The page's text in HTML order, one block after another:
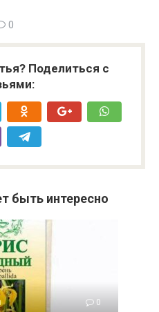
0
Поделиться с
быть интересно
0